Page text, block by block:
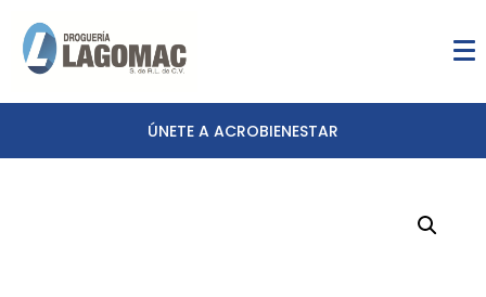
ÚNETE A ACROBIENESTAR